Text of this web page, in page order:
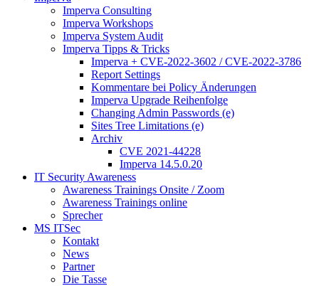
Imperva Consulting
Imperva Workshops
Imperva System Audit
Imperva Tipps & Tricks
Imperva + CVE-2022-3602 / CVE-2022-3786
Report Settings
Kommentare bei Policy Änderungen
Imperva Upgrade Reihenfolge
Changing Admin Passwords (e)
Sites Tree Limitations (e)
Archiv
CVE 2021-44228
Imperva 14.5.0.20
IT Security Awareness
Awareness Trainings Onsite / Zoom
Awareness Trainings online
Sprecher
MS ITSec
Kontakt
News
Partner
Die Tasse